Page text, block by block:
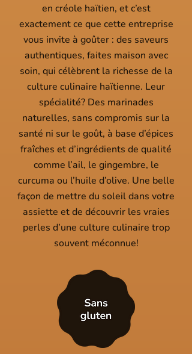
en créole haïtien, et c’est
exactement ce que cette entreprise
vous invite à goûter : des saveurs
authentiques, faites maison avec
soin, qui célèbrent la richesse de la
culture culinaire haïtienne. Leur
spécialité? Des marinades
naturelles, sans compromis sur la
santé ni sur le goût, à base d’épices
fraîches et d’ingrédients de qualité
comme l’ail, le gingembre, le
curcuma ou l’huile d’olive. Une belle
façon de mettre du soleil dans votre
assiette et de découvrir les vraies
perles d’une culture culinaire trop
souvent méconnue!